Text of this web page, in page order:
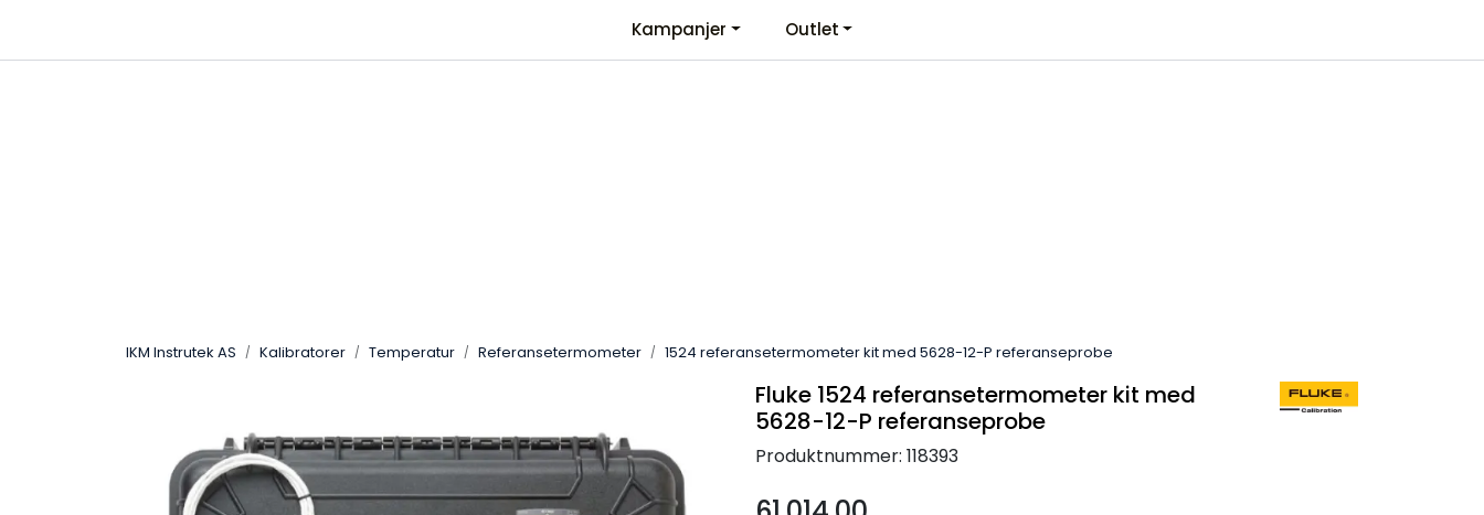
KontaktinformasjonKampanjer Outlet
IKM Instrutek AS Kalibratorer Temperatur Referansetermometer 1524 referansetermometer kit med 5628-12-P referanseprobe
Fluke 1524 referansetermometer kit med
5628-12-P referanseprobe
Produktnummer: 118393